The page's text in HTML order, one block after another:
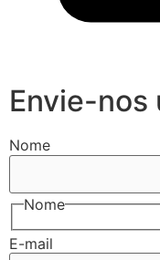
Envie-nos
Nome
Nome
E-mail